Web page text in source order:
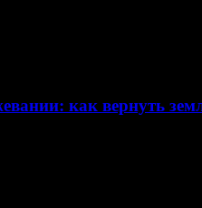
как вернуть